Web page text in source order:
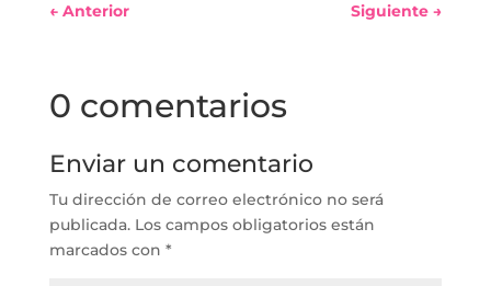
← Anterior Siguiente →
0 comentarios
Enviar un comentario
Tu dirección de correo electrónico no será
publicada. Los campos obligatorios están
marcados con *